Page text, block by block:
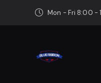
Mon - Fri 8:00 -